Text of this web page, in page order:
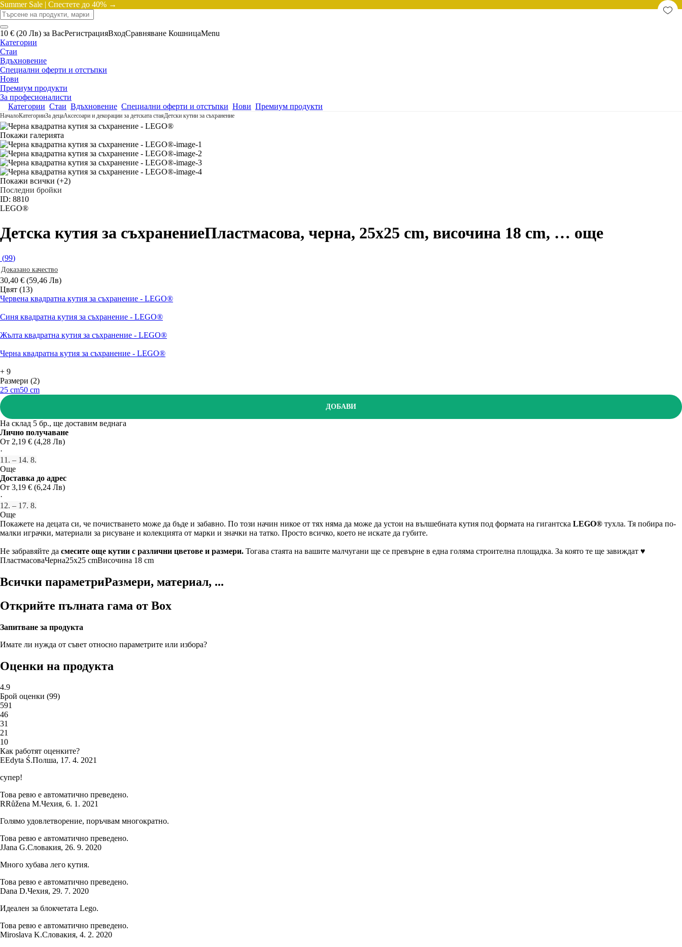
Summer Sale | Спестете до 40% →
10 € (20 Лв) за ВасРегистрацияВходСравняване КошницаMenu
Категории
Стаи
Вдъхновение
Специални оферти и отстъпки
Нови
Премиум продукти
За професионалисти
Категории Стаи Вдъхновение Специални оферти и отстъпки Нови Премиум продукти
НачалоКатегорииЗа децаАксесоари и декорации за детската стаяДетски кутии за съхранение
Покажи галерията
Покажи всички (+2)
Последни бройки
ID: 8810
LEGO®
Детска кутия за съхранениеПластмасова, черна, 25x25 cm, височина 18 cm, … още
(99)
Доказано качество
30,40 € (59,46 Лв)
Цвят (13)
Червена квадратна кутия за съхранение - LEGO®
Синя квадратна кутия за съхранение - LEGO®
Жълта квадратна кутия за съхранение - LEGO®
Черна квадратна кутия за съхранение - LEGO®
+ 9
Размери (2)
25 cm50 cm
ДОБАВИ
На склад 5 бр., ще доставим веднага
Лично получаване
От 2,19 € (4,28 Лв)
·
11. – 14. 8.
Още
Доставка до адрес
От 3,19 € (6,24 Лв)
·
12. – 17. 8.
Още
Покажете на децата си, че почистването може да бъде и забавно. По този начин никое от тях няма да може да устои на вълшебната кутия под формата на гигантска LEGO® тухла. Тя побира по-
малки играчки, материали за рисуване и колекцията от марки и значки на татко. Просто всичко, което не искате да губите.
Не забравяйте да смесите още кутии с различни цветове и размери. Тогава стаята на вашите малчугани ще се превърне в една голяма строителна площадка. За която те ще завиждат ♥
ПластмасоваЧерна25x25 cmВисочина 18 cm
Всички параметриРазмери, материал, ...
Открийте пълната гама от Box
Запитване за продукта
Имате ли нужда от съвет относно параметрите или избора?
Оценки на продукта
4.9
Брой оценки (99)
591
46
31
21
10
Как работят оценките?
EEdyta Ś.Полша, 17. 4. 2021
супер!
Това ревю е автоматично преведено.
RRůžena M.Чехия, 6. 1. 2021
Голямо удовлетворение, поръчвам многократно.
Това ревю е автоматично преведено.
JJana G.Словакия, 26. 9. 2020
Много хубава лего кутия.
Това ревю е автоматично преведено.
Dana D.Чехия, 29. 7. 2020
Идеален за блокчетата Lego.
Това ревю е автоматично преведено.
Miroslava K.Словакия, 4. 2. 2020